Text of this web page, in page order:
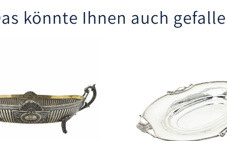
könnte Ihnen auch